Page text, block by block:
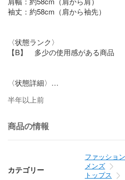
袖丈：約58cm（肩から袖先）
〈状態ランク〉
【B】　多少の使用感がある商品
〈状態詳細〉
バックプリントキズあり（写真10枚
〈付属品〉
※写真に掲載があるもの以外の付属
半年以上前
商品の情報
カテゴリー
ファッション
メンズ
トップス